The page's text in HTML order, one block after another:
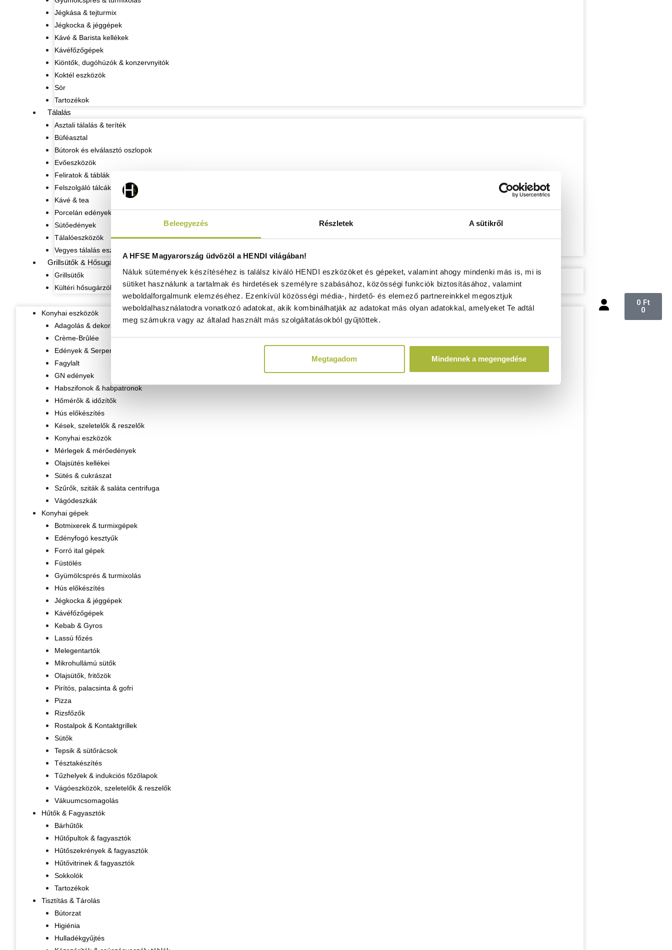
Beleegyezés Részletek A sütikről
A HFSE Magyarország üdvözöl a HENDI világában!
Náluk sütemények készítéséhez is találsz kiváló HENDI eszközöket és gépeket, valamint ahogy mindenki más is, mi is
sütiket használunk a tartalmak és hirdetések személyre szabásához, közösségi funkciók biztosításához, valamint
weboldalforgalmunk elemzéséhez. Ezenkívül közösségi média-, hirdető- és elemező partnereinkkel megosztjuk
weboldalhasználatodra vonatkozó adatokat, akik kombinálhatják az adatokat más olyan adatokkal, amelyeket Te adtál
meg számukra vagy az általad használt más szolgáltatásokból gyűjtöttek.
Megtagadom Mindennek a megengedése
Jégkása & tejturmix
Jégkocka & jéggépek
Kávé & Barista kellékek
Kávéfőzőgépek
Kiöntők, dugóhúzók & konzervnyitók
Koktél eszközök
Sör
Tartozékok
Tálalás
Asztali tálalás & teríték
Büféasztal
Bútorok és elválasztó oszlopok
Evőeszközök
Feliratok & táblák
Felszolgáló tálcák
Kávé & tea
Porcelán edények
Sütőedények
Tálalóeszközök
Vegyes tálalás eszközök
Grillsütők & Hősugárzók
Grillsütők
Kültéri hősugárzók
Konyhai eszközök
Adagolás & dekorálás
Crème-Brûlée
Edények & Serpenyők
Fagylalt
GN edények
Habszifonok & habpatronok
Hőmérők & időzítők
Hús előkészítés
Kések, szeletelők & reszelők
Konyhai eszközök
Mérlegek & mérőedények
Olajsütés kellékei
Sütés & cukrászat
Szűrők, sziták & saláta centrifuga
Vágódeszkák
Konyhai gépek
Botmixerek & turmixgépek
Edényfogó kesztyűk
Forró ital gépek
Füstölés
Gyümölcsprés & turmixolás
Hús előkészítés
Jégkocka & jéggépek
Kávéfőzőgépek
Kebab & Gyros
Lassú főzés
Melegentartók
Mikrohullámú sütők
Olajsütők, fritőzök
Pirítós, palacsinta & gofri
Pizza
Rizsfőzők
Rostalpok & Kontaktgrillek
Sütők
Tepsik & sütőrácsok
Tésztakészítés
Tűzhelyek & indukciós főzőlapok
Vágóeszközök, szeletelők & reszelők
Vákuumcsomagolás
Hűtők & Fagyasztók
Bárhűtők
Hűtőpultok & fagyasztók
Hűtőszekrények & fagyasztók
Hűtővitrinek & fagyasztók
Sokkolók
Tartozékok
Tisztítás & Tárolás
Bútorzat
Higiénia
Hulladékgyűjtés
0 Ft
0